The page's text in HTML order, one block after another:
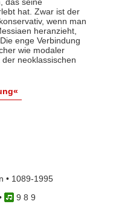
hat. Zwar ist der
wenn man
heranzieht,
enge Verbindung
wie modaler
neoklassischen
• 1089-1995
9 8 9